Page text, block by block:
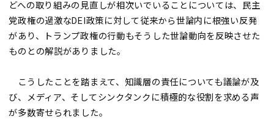
どへの取り組みの見直しが相次いでいることについては、民主
党政権の過激なDEI政策に対して従来から世論内に根強い反発
があり、トランプ政権の行動もそうした世論動向を反映させた
ものとの解説がありました。
こうしたことを踏まえて、知識層の責任についても議論が及
び、メディア、そしてシンクタンクに積極的な役割を求める声
が多数寄せられました。